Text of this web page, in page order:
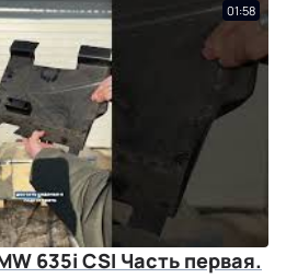
01:58
Восстановление BMW 635i CSI Часть первая.